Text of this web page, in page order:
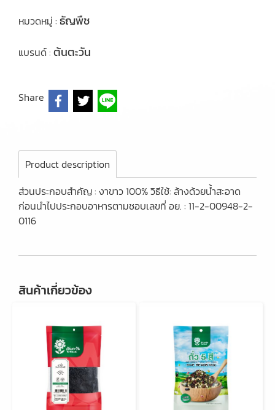
หมวดหมู่ : ธัญพืช
แบรนด์ : ต้นตะวัน
Share
Product description
ส่วนประกอบสำคัญ : งาขาว 100% วิธีใช้: ล้างด้วยน้ำสะอาด
ก่อนนำไปประกอบอาหารตามชอบเลขที่ อย. : 11-2-00948-2-
0116
สินค้าเกี่ยวข้อง